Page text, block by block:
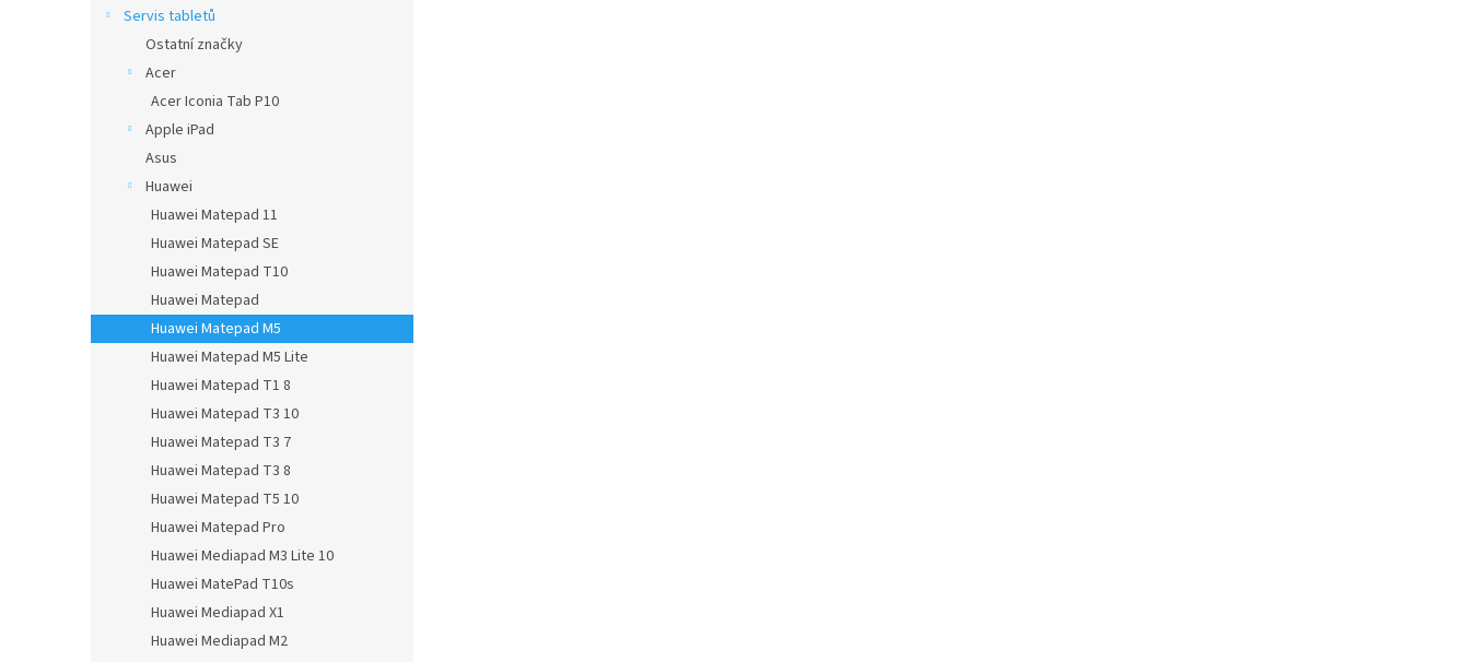
Servis tabletů
Ostatní značky
Acer
Acer Iconia Tab P10
Apple iPad
Asus
Huawei
Huawei Matepad 11
Huawei Matepad SE
Huawei Matepad T10
Huawei Matepad
Huawei Matepad M5
Huawei Matepad M5 Lite
Huawei Matepad T1 8
Huawei Matepad T3 10
Huawei Matepad T3 7
Huawei Matepad T3 8
Huawei Matepad T5 10
Huawei Matepad Pro
Huawei Mediapad M3 Lite 10
Huawei MatePad T10s
Huawei Mediapad X1
Huawei Mediapad M2